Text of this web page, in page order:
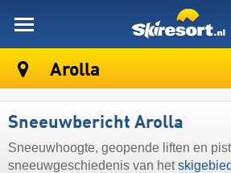
Arolla
Sneeuwbericht Arolla
Sneeuwhoogte, geopende liften en
sneeuwgeschiedenis van het